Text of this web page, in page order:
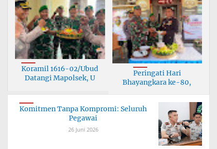
Koramil 1616-02/Ubud
Datangi Mapolsek, U
Peringati Hari
Bhayangkara ke-80,
Komitmen Tanpa Kompromi: Seluruh
Pegawai
26 Juni 2026